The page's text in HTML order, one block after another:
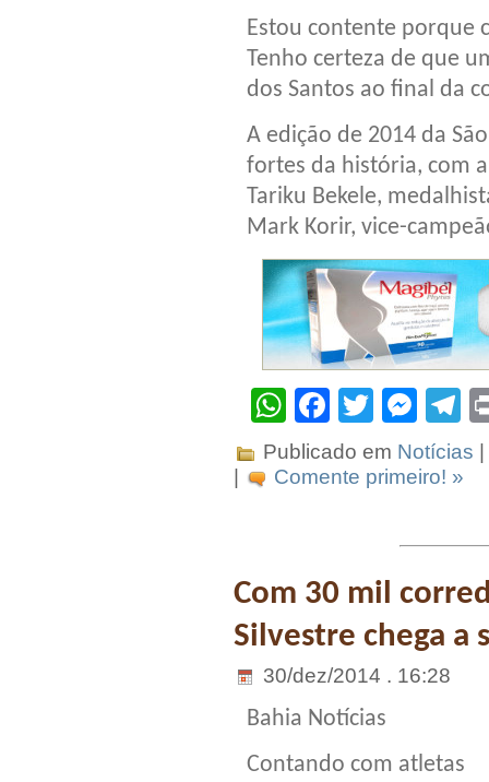
Estou contente porque
Tenho certeza de que
dos Santos ao final da
A edição de 2014 da
fortes da história, com
Tariku Bekele,
Mark Korir, vice-
WhatsApp
Facebook
Twitter
Publicado em Notícias
Comente primeiro! »
Com 30 mil
Silvestre chega a
30/dez/2014 . 16:28
Bahia Notícias
Contando com atletas